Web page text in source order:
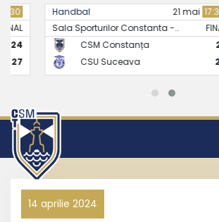
Handbal
17:30
Sala Sporturilor Constanta -..
FINAL
CSM Constanța
CSU Suceava
14 aprilie 2024